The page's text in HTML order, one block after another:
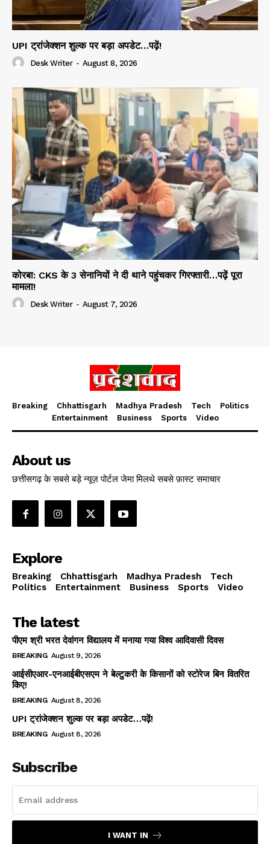
UPI ट्रांजेक्शन शुल्क पर बड़ा अपडेट…पढ़ें!
Desk Writer - August 8, 2026
कोरबा: CKS के 3 सेनानियों ने दी थाने पहुंचकर गिरफ्तारी…पढ़ें पूरा
मामला!
Desk Writer - August 7, 2026
Breaking Chhattisgarh Madhya Pradesh Tech
Politics
Entertainment
Business Sports Video
About us
छत्तीसगढ़ के सबसे बड़े न्यूज़ पोर्टल जेमा मिलथे सबसे फ़ास्ट समाचार
Explore
Breaking Chhattisgarh Madhya Pradesh
Tech
Politics
Entertainment Business Sports Video
The latest
पीएम श्री भरत देवांगन विद्यालय में मनाया गया विश्व आदिवासी दिवस
BREAKING August 9, 2026
आईसीएआर-एनआईबीएसएम ने बेल्टुकरी के किसानों को स्टोरेज बिन वितरित
किए!
BREAKING August 8, 2026
UPI ट्रांजेक्शन शुल्क पर बड़ा अपडेट…पढ़ें!
BREAKING August 8, 2026
Subscribe
I WANT IN